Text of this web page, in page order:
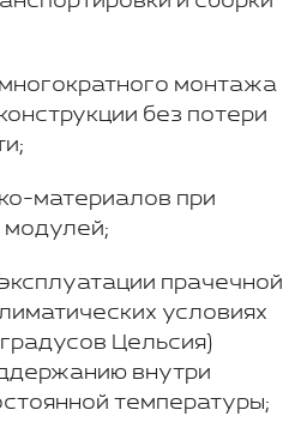
монтажа
без потери
материалов при
модулей;
прачечной
условиях
Цельсия)
внутри
температуры;